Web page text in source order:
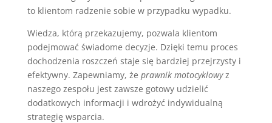
to klientom radzenie sobie w przypadku wypadku.
Wiedza, którą przekazujemy, pozwala klientom
podejmować świadome decyzje. Dzięki temu proces
dochodzenia roszczeń staje się bardziej przejrzysty i
efektywny. Zapewniamy, że prawnik motocyklowyz
naszego zespołu jest zawsze gotowy udzielić
dodatkowych informacji i wdrożyć indywidualną
strategię wsparcia.